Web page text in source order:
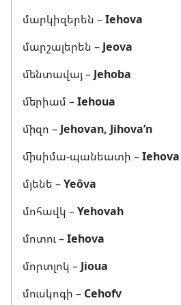
մարկիզերեն –Iehova
մարշալերեն – Jeova
մենտավայ – Jehoba
մերիամ –Iehoua
միզո – Jehovan, Jihova’n
միսիմա-պանեատի –Iehova
մյենե –Yeôva
մոհավկ –Yehovah
մոտու –Iehova
մորտլոկ – Jioua
մուսկոգի – Cehofv